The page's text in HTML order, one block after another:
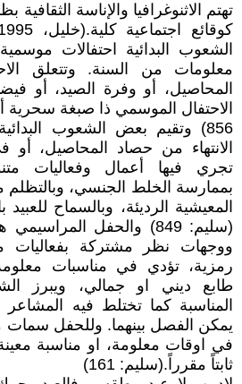
تهتم الاثنوغرافيا والإناسة الثقافية
الشعوب البدائية احتفالات
معلومات من السنة. وتتعلق
المحاصيل، أو وفرة الصيد، أو
856) وتقيم بعض الشعوب
الانتهاء من حصاد المحاصيل، أو
تجري فيها أعمال وفعاليات
بممارسة الخلط الجنسي، وبالتظلم
المعيشية الرديئة، وبالسماح للعبيد
(سليم: 849) والحفل
ووجهات نظر مشتركة بفعاليات
رمزية، تؤدي في مناسبات
طابع ديني او جمالي، ويبرز
المناسبة كما تختلط فيه المشاعر
يمكن الفصل بينهما. وللحفل سمات
في اوقات معلومة، او مناسبة
ثابتاً مقرراً.(سليم: 161)